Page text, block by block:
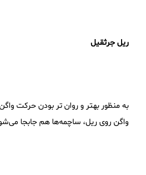
ریل جرثقیل
به منظور بهتر و روان تر بودن حرکت
واگن روی ریل، ساچمه‌ها هم جابجا